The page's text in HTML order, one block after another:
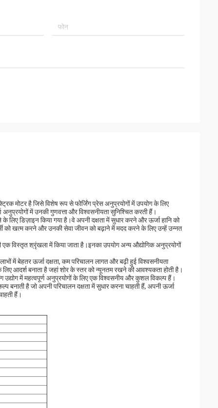
मोटर है जिसे विशेष रूप से फोर्जिंग प्रेस अनुप्रयोगों में उपयोग के लिए
में उनकी गुणवत्ता और विश्वसनीयता सुनिश्चित करती हैं।
डिज़ाइन किया गया है।वे अपनी दक्षता में सुधार करने और ऊर्जा हानि को
को खत्म करने और उनकी सेवा जीवन को बढ़ाने में मदद करने के लिए उन्हें उन्नत
विस्तृत श्रृंखला में किया जाता है।इनका उपयोग अन्य औद्योगिक अनुप्रयोगों
में बेहतर ऊर्जा दक्षता, कम परिचालन लागत और बढ़ी हुई विश्वसनीयता
आदर्श बनाता है जहां शोर के स्तर को न्यूनतम रखने की आवश्यकता होती है।
उद्योग में महत्वपूर्ण अनुप्रयोगों के लिए एक विश्वसनीय और कुशल विकल्प हैं।
है जो अपनी परिचालन दक्षता में सुधार करना चाहती हैं, अपनी ऊर्जा
हैं।